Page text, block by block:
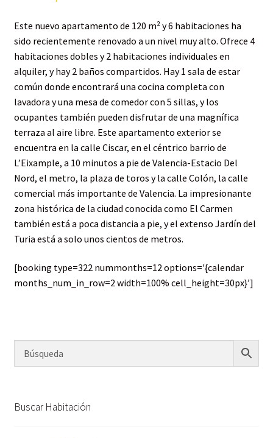
Este nuevo apartamento de 120 m² y 6 habitaciones ha
sido recientemente renovado a un nivel muy alto. Ofrece 4
habitaciones dobles y 2 habitaciones individuales en
alquiler, y hay 2 baños compartidos. Hay 1 sala de estar
común donde encontrará una cocina completa con
lavadora y una mesa de comedor con 5 sillas, y los
ocupantes también pueden disfrutar de una magnífica
terraza al aire libre. Este apartamento exterior se
encuentra en la calle Ciscar, en el céntrico barrio de
L’Eixample, a 10 minutos a pie de Valencia-Estacio Del
Nord, el metro, la plaza de toros y la calle Colón, la calle
comercial más importante de Valencia. La impresionante
zona histórica de la ciudad conocida como El Carmen
también está a poca distancia a pie, y el extenso Jardín del
Turia está a solo unos cientos de metros.
[booking type=322 nummonths=12 options='{calendar
months_num_in_row=2 width=100% cell_height=30px}’]
Buscar Habitación